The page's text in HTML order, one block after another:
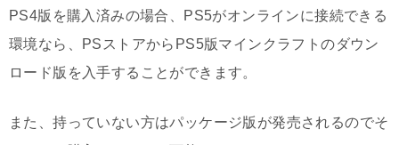
PS4版を購入済みの場合、PS5がオンラインに接続できる
環境なら、PSストアからPS5版マインクラフトのダウン
ロード版を入手することができます。
また、持っていない方はパッケージ版が発売されるのでそ